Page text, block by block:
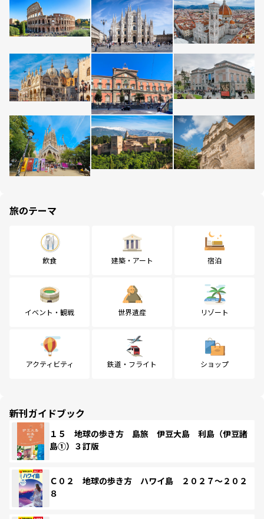
旅のテーマ
飲食 建築・アート 宿泊
イベント・観戦 世界遺産 リゾート
アクティビティ 鉄道・フライト ショップ
新刊ガイドブック
１５ 地球の歩き方 島旅 伊豆大島 利島（伊豆諸
島①）３訂版
Ｃ０２ 地球の歩き方 ハワイ島 ２０２７～２０２
８